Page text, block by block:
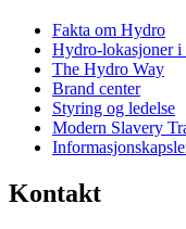
Fakta om Hydro
Hydro-lokasjoner i
The Hydro Way
Brand center
Styring og ledelse
Modern Slavery
Kontakt